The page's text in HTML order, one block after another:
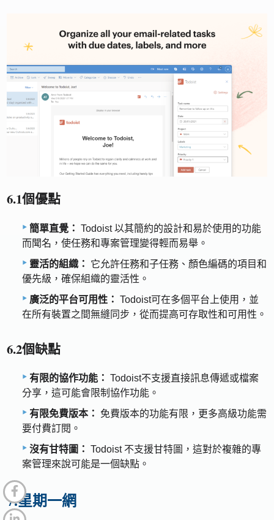
6.1個優點
簡單直覺： Todoist 以其簡約的設計和易​​於使用的功能
而聞名，使任務和專案管理變得輕而易舉。
靈活的組織：
它允許任務和子任務、顏色編碼的項目和
優先級，確保組織的靈活性。
廣泛的平台可用性： Todoist可在多個平台上使用，並
在所有裝置之間無縫同步，從而提高可存取性和可用性。
6.2個缺點
有限的協作功能： Todoist不支援直接訊息傳遞或檔案
分享，這可能會限制協作功能。
有限免費版本：
免費版本的功能有限，更多高級功能需
要付費訂閱。
沒有甘特圖： Todoist 不支援甘特圖，這對於複雜的專
案管理來說可能是一個缺點。
7.星期一網